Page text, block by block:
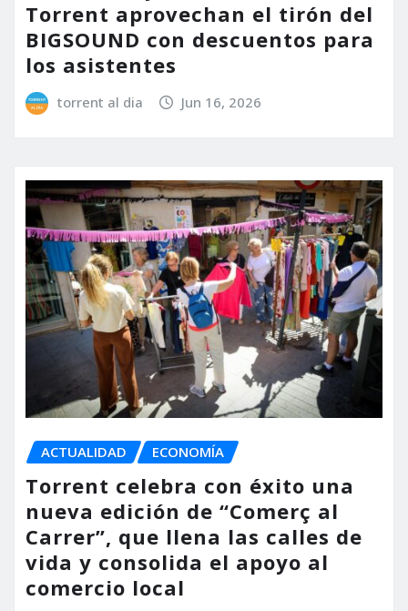
Torrent aprovechan el tirón del
BIGSOUND con descuentos para
los asistentes
torrent al dia Jun 16, 2026
ACTUALIDAD ECONOMÍA
Torrent celebra con éxito una
nueva edición de “Comerç al
Carrer”, que llena las calles de
vida y consolida el apoyo al
comercio local